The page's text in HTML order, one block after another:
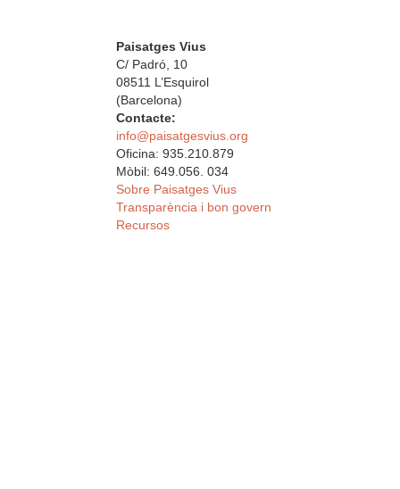
Paisatges Vius
C/ Padró, 10
08511 L’Esquirol
(Barcelona)
Contacte:
info@paisatgesvius.org
Oficina: 935.210.879
Mòbil: 649.056. 034
Sobre Paisatges Vius
Transparència i bon govern
Recursos